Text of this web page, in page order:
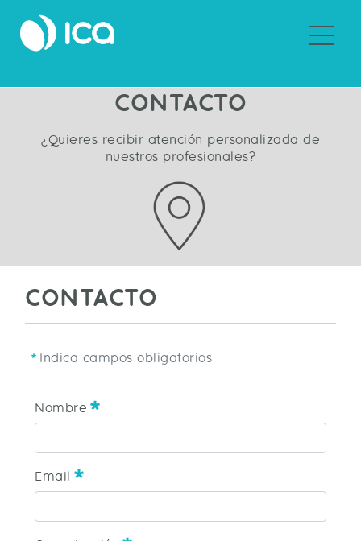
CONTACTO
¿Quieres recibir atención personalizada de
nuestros profesionales?
CONTACTO
Indica campos obligatorios
Nombre
Requerido
Email